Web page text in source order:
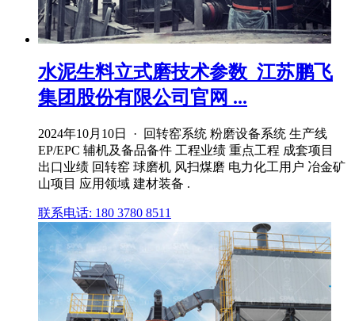
水泥生料立式磨技术参数_江苏鹏飞
集团股份有限公司官网 ...
2024年10月10日 · 回转窑系统 粉磨设备系统 生产线
EP/EPC 辅机及备品备件 工程业绩 重点工程 成套项目
出口业绩 回转窑 球磨机 风扫煤磨 电力化工用户 冶金矿
山项目 应用领域 建材装备 .
联系电话: 180 3780 8511